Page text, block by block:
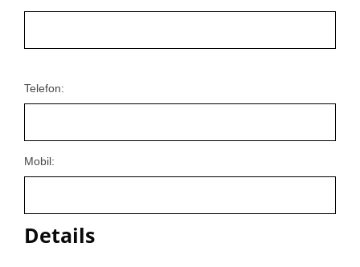
Telefon:
Mobil:
Details